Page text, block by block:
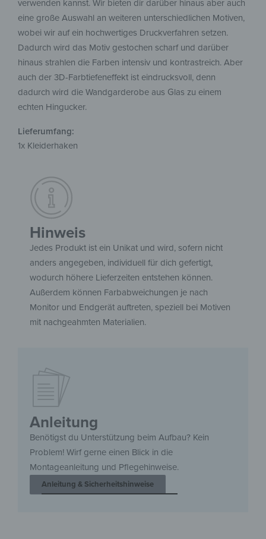
verwenden kannst. Wir bieten dir darüber hinaus aber auch
eine große Auswahl an weiteren unterschiedlichen Motiven,
wobei wir auf ein hochwertiges Druckverfahren setzen.
Dadurch wird das Motiv gestochen scharf und darüber
hinaus strahlen die Farben intensiv und kontrastreich. Aber
auch der 3D-Farbtiefeneffekt ist eindrucksvoll, denn
dadurch wird die Wandgarderobe aus Glas zu einem
echten Hingucker.
Lieferumfang:
1x Kleiderhaken
Anleitung
Benötigst du Unterstützung beim Aufbau? Kein
Problem! Wirf gerne einen Blick in die
Montageanleitung und Pflegehinweise.
Anleitung & Sicherheitshinweise
Hinweis
Jedes Produkt ist ein Unikat und wird, sofern nicht
anders angegeben, individuell für dich gefertigt,
wodurch höhere Lieferzeiten entstehen können.
Außerdem können Farbabweichungen je nach
Monitor und Endgerät auftreten, speziell bei Motiven
mit nachgeahmten Materialien.